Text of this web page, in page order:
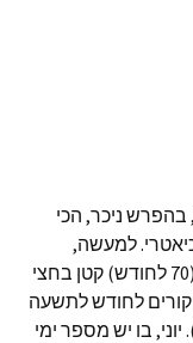
בהפרש ניכר, הכי
למעשה,
המספר הממוצע של שני החודשים האלה (70 לחודש) קטן בחצי
של חושי שנת הלימודים (142 ביקורים לחודש לתשעה
יוני, בו יש מספר ימי